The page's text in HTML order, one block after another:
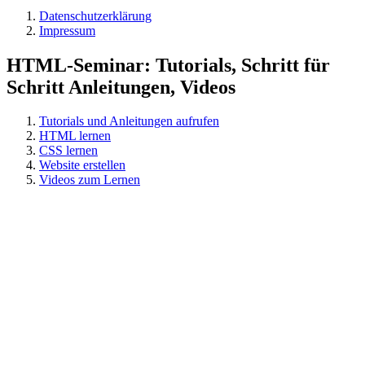
Datenschutzerklärung
Impressum
HTML-Seminar: Tutorials, Schritt für
Schritt Anleitungen, Videos
Tutorials und Anleitungen aufrufen
HTML lernen
CSS lernen
Website erstellen
Videos zum Lernen